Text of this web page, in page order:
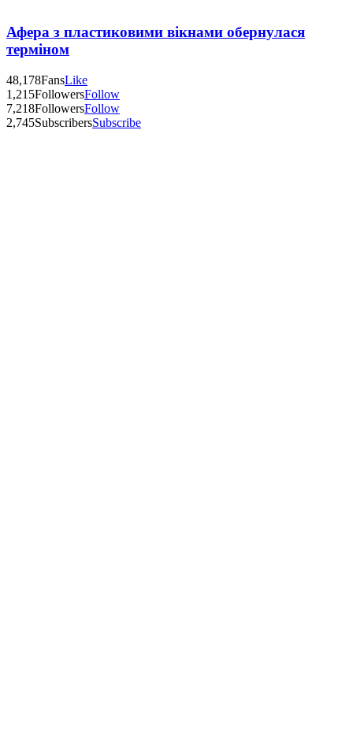
Афера з пластиковими вікнами обернулася
терміном
48,178FansLike
1,215FollowersFollow
7,218FollowersFollow
2,745SubscribersSubscribe